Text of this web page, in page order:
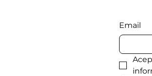
Email